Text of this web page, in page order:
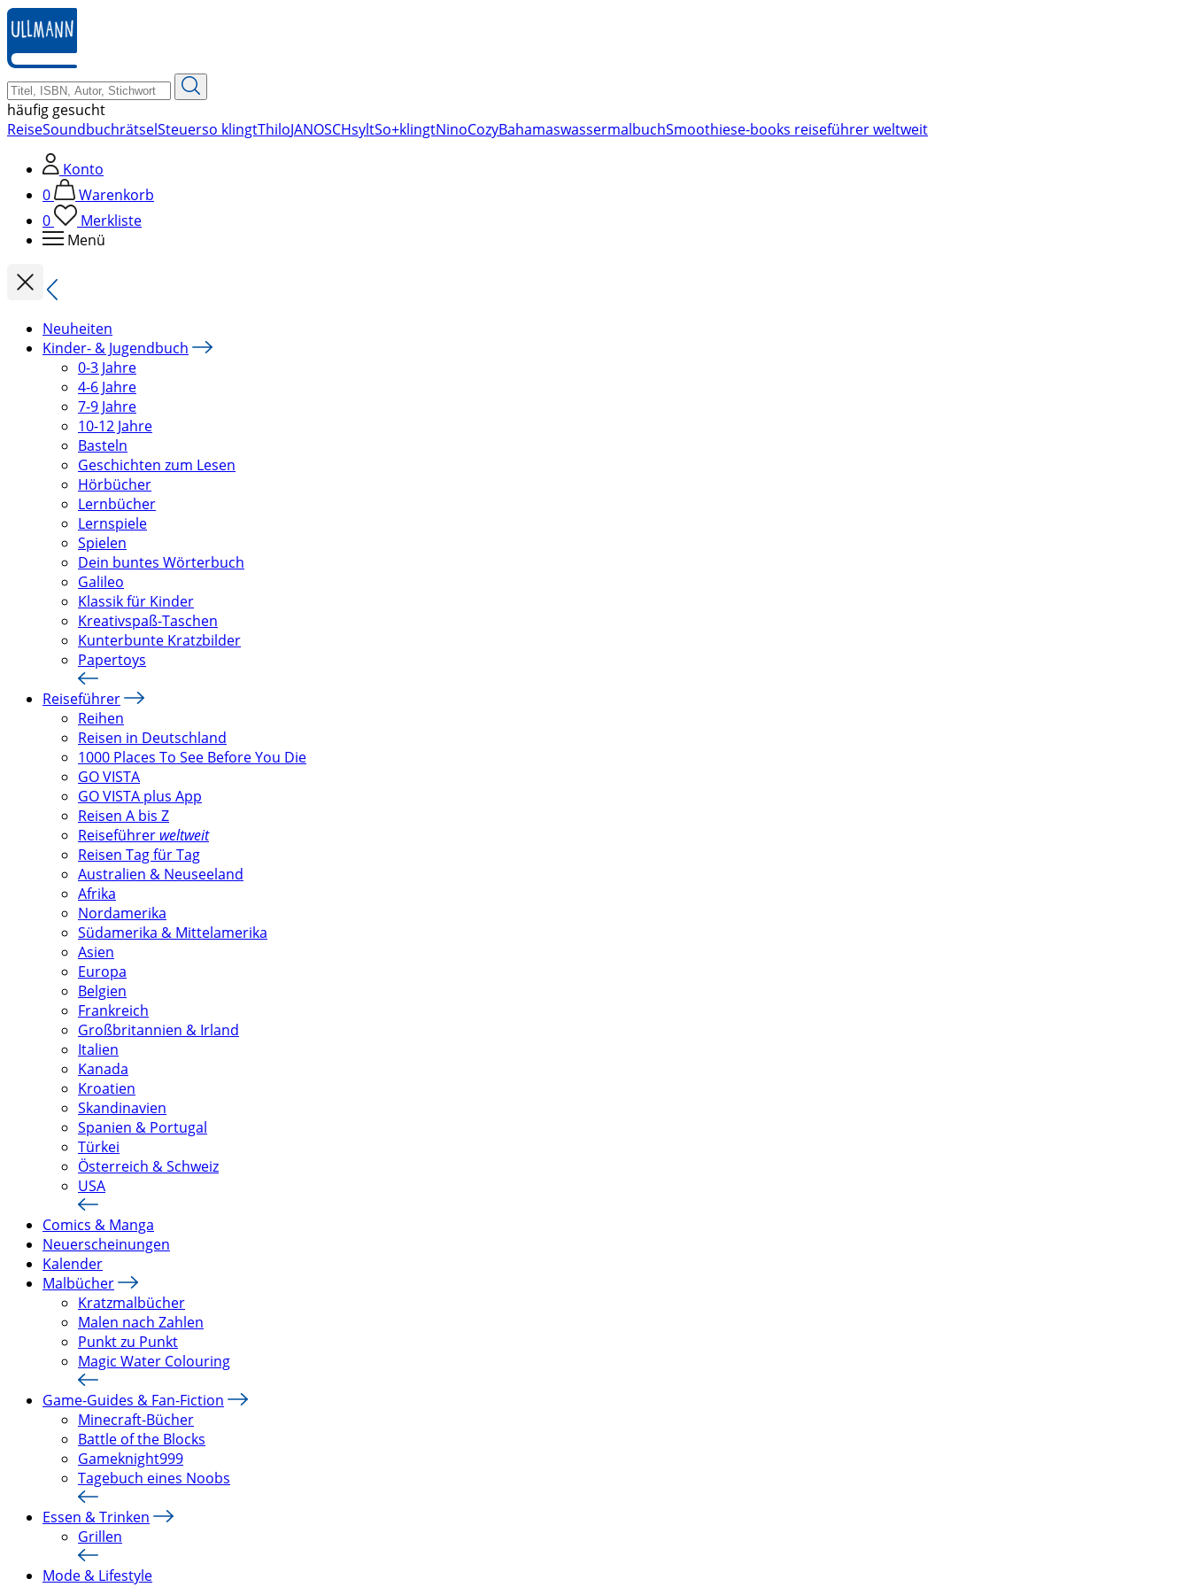
zum
Hauptinhalt
springen
häufig gesucht
ReiseSoundbuchrätselSteuerso klingtThiloJANOSCHsyltSo+klingtNinoCozyBahamaswassermalbuchSmoothiese-books reiseführer weltweit
Konto
0
Warenkorb
0
Merkliste
Menü
Neuheiten
Kinder- & Jugendbuch
0-3 Jahre
4-6 Jahre
7-9 Jahre
10-12 Jahre
Basteln
Geschichten zum Lesen
Hörbücher
Lernbücher
Lernspiele
Spielen
Dein buntes Wörterbuch
Galileo
Klassik für Kinder
Kreativspaß-Taschen
Kunterbunte Kratzbilder
Papertoys
Reiseführer
Reihen
Reisen in Deutschland
1000 Places To See Before You Die
GO VISTA
GO VISTA plus App
Reisen A bis Z
Reiseführer weltweit
Reisen Tag für Tag
Australien & Neuseeland
Afrika
Nordamerika
Südamerika & Mittelamerika
Asien
Europa
Belgien
Frankreich
Großbritannien & Irland
Italien
Kanada
Kroatien
Skandinavien
Spanien & Portugal
Türkei
Österreich & Schweiz
USA
Comics & Manga
Neuerscheinungen
Kalender
Malbücher
Kratzmalbücher
Malen nach Zahlen
Punkt zu Punkt
Magic Water Colouring
Game-Guides & Fan-Fiction
Minecraft-Bücher
Battle of the Blocks
Gameknight999
Tagebuch eines Noobs
Essen & Trinken
Grillen
Mode & Lifestyle